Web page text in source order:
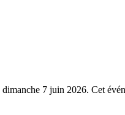
7 juin 2026. Cet